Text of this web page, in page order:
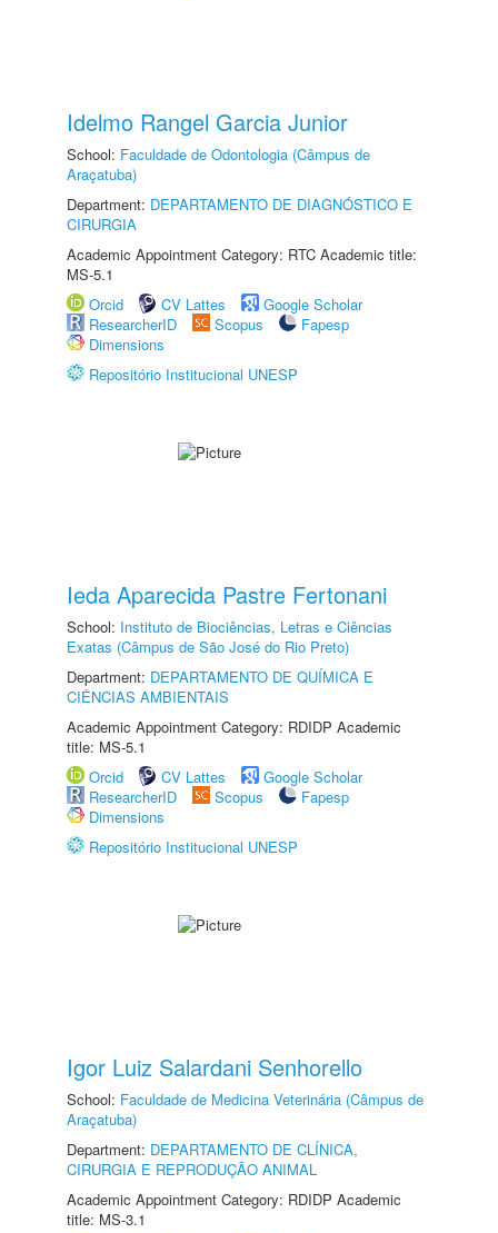
Idelmo Rangel Garcia Junior
School: Faculdade de Odontologia (Câmpus de
Araçatuba)
Department: DEPARTAMENTO DE DIAGNÓSTICO E
CIRURGIA
Academic Appointment Category: RTC Academic title:
MS-5.1
Orcid
CV Lattes
Google Scholar
ResearcherID
Scopus
Fapesp
Dimensions
Repositório Institucional UNESP
Ieda Aparecida Pastre Fertonani
School: Instituto de Biociências, Letras e Ciências
Exatas (Câmpus de São José do Rio Preto)
Department: DEPARTAMENTO DE QUÍMICA E
CIÊNCIAS AMBIENTAIS
Academic Appointment Category: RDIDP Academic
title: MS-5.1
Orcid
CV Lattes
Google Scholar
ResearcherID
Scopus
Fapesp
Dimensions
Repositório Institucional UNESP
Igor Luiz Salardani Senhorello
School: Faculdade de Medicina Veterinária (Câmpus de
Araçatuba)
Department: DEPARTAMENTO DE CLÍNICA,
CIRURGIA E REPRODUÇÃO ANIMAL
Academic Appointment Category: RDIDP Academic
title: MS-3.1